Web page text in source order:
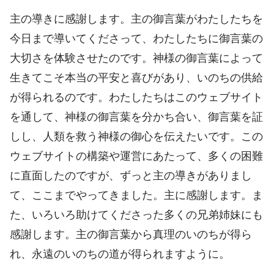
主の導きに感謝します。主の御言葉がわたしたちを
今日まで導いてくださって、わたしたちに御言葉の
大切さを体験させたのです。神様の御言葉によって
生きてこそ本当の平安と喜びがあり、いのちの供給
が得られるのです。わたしたちはこのウェブサイト
を通して、神様の御言葉を分かち合い、御言葉を証
しし、人類を救う神様の御心を伝えたいです。この
ウェブサイトの構築や運営にあたって、多くの困難
に直面したのですが、ずっと主の導きがありまし
て、ここまでやってきました。主に感謝します。ま
た、いろいろ助けてくださった多くの兄弟姉妹にも
感謝します。主の御言葉から真理のいのちが得ら
れ、永遠のいのちの道が得られますように。